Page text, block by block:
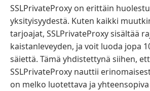
SSLPrivateProxy on erittäin
yksityisyydestä. Kuten kaikki
tarjoajat, SSLPrivateProxy sisältää
kaistanleveyden, ja voit luoda jopa
säiettä. Tämä yhdistettynä siihen,
SSLPrivateProxy nauttii
on melko luotettava ja